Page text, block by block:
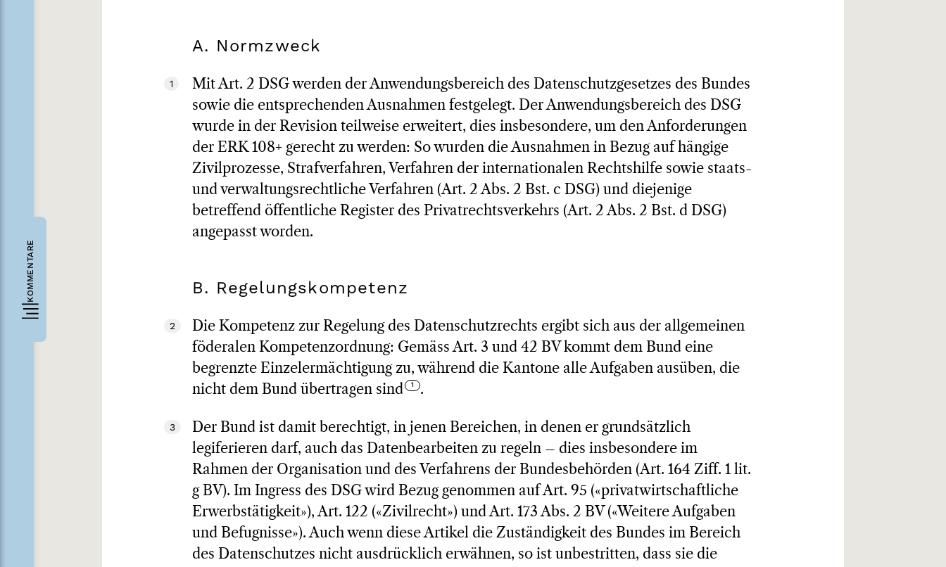
KOMMENTARE
A. Normzweck
1
Mit Art. 2 DSG werden der Anwendungsbereich des Datenschutzgesetzes des Bundes
sowie die entsprechenden Ausnahmen festgelegt. Der Anwendungsbereich des DSG
wurde in der Revision teilweise erweitert, dies insbesondere, um den Anforderungen
der ERK 108+ gerecht zu werden: So wurden die Ausnahmen in Bezug auf hängige
Zivilprozesse, Strafverfahren, Verfahren der internationalen Rechtshilfe sowie staats-
und verwaltungsrechtliche Verfahren (Art. 2 Abs. 2 Bst. c DSG) und diejenige
betreffend öffentliche Register des Privatrechtsverkehrs (Art. 2 Abs. 2 Bst. d DSG)
angepasst worden.
B. Regelungskompetenz
2
Die Kompetenz zur Regelung des Datenschutzrechts ergibt sich aus der allgemeinen
föderalen Kompetenzordnung: Gemäss Art. 3 und 42 BV kommt dem Bund eine
begrenzte Einzelermächtigung zu, während die Kantone alle Aufgaben ausüben, die
nicht dem Bund übertragen sind
.
3
Der Bund ist damit berechtigt, in jenen Bereichen, in denen er grundsätzlich
legiferieren darf, auch das Datenbearbeiten zu regeln – dies insbesondere im
Rahmen der Organisation und des Verfahrens der Bundesbehörden (Art. 164 Ziff. 1 lit.
g BV). Im Ingress des DSG wird Bezug genommen auf Art. 95 («privatwirtschaftliche
Erwerbstätigkeit»), Art. 122 («Zivilrecht») und Art. 173 Abs. 2 BV («Weitere Aufgaben
und Befugnisse»). Auch wenn diese Artikel die Zuständigkeit des Bundes im Bereich
des Datenschutzes nicht ausdrücklich erwähnen, so ist unbestritten, dass sie die